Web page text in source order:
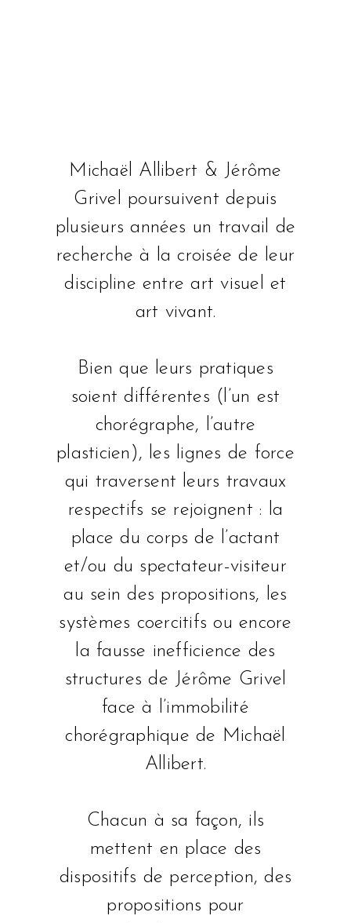
Michaël Allibert & Jérôme
Grivel poursuivent depuis
plusieurs années un travail de
recherche à la croisée de leur
discipline entre art visuel et
art vivant.
Bien que leurs pratiques
soient différentes (l’un est
chorégraphe, l’autre
plasticien), les lignes de force
qui traversent leurs travaux
respectifs se rejoignent : la
place du corps de l’actant
et/ou du spectateur-visiteur
au sein des propositions, les
systèmes coercitifs ou encore
la fausse inefficience des
structures de Jérôme Grivel
face à l’immobilité
chorégraphique de Michaël
Allibert.
Chacun à sa façon, ils
mettent en place des
dispositifs de perception, des
propositions pour